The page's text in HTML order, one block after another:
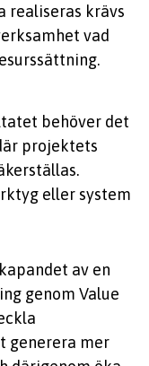
realiseras krävs
vad
behöver det
projektets
.
eller system
av en
genom Value
generera mer